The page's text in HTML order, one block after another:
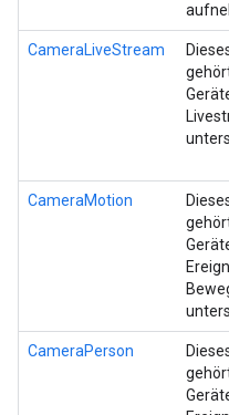
CameraLiveStream
CameraMotion
CameraPerson